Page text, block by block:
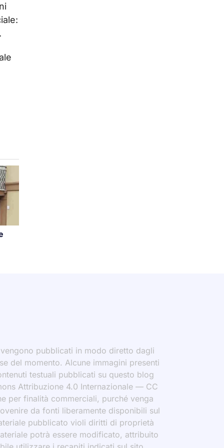
pubblicati in modo diretto dagli
del momento. Alcune immagini presenti
testuali pubblicati su questo blog
Attribuzione 4.0 Internazionale — CC
per finalità commerciali, purché venga
da fonti liberamente disponibili sul
pubblicato violi diritti di proprietà
potrà essere modificato, attribuito